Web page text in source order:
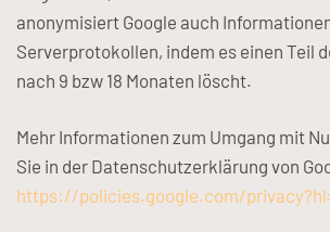
anonymisiert Google auch
Serverprotokollen, indem es einen Teil
nach 9 bzw 18 Monaten löscht.
Mehr Informationen zum Umgang mit
Sie in der Datenschutzerklärung von
https://policies.google.com/